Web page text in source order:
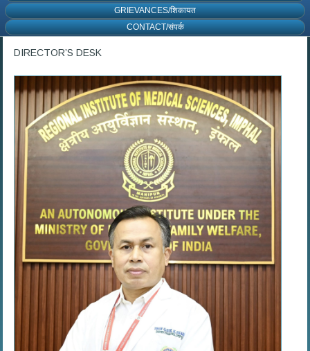
GRIEVANCES/शिकायत
CONTACT/संपर्क
DIRECTOR’S DESK